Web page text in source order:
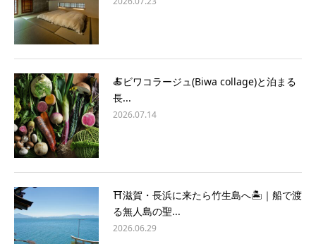
🍝ビワコラージュ(Biwa collage)と泊まる
長...
2026.07.14
⛩️滋賀・長浜に来たら竹生島へ🏝️｜船で渡
る無人島の聖...
2026.06.29